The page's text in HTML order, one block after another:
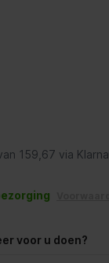
159,67 via Klarna
voor u doen?